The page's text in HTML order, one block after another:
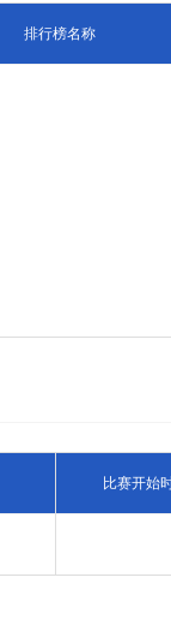
排行榜名称
比赛开始